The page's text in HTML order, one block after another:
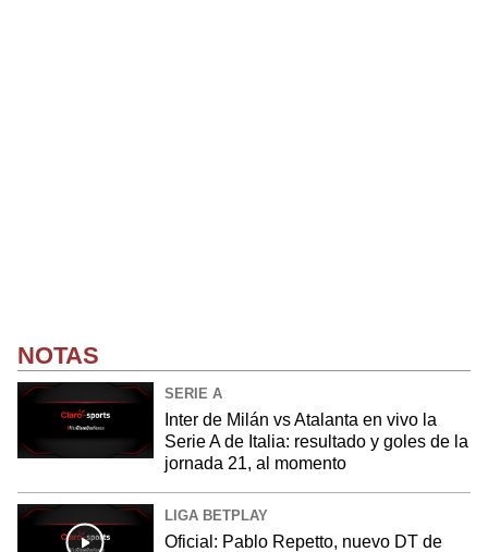
NOTAS
SERIE A
Inter de Milán vs Atalanta en vivo la
Serie A de Italia: resultado y goles de la
jornada 21, al momento
LIGA BETPLAY
Oficial: Pablo Repetto, nuevo DT de